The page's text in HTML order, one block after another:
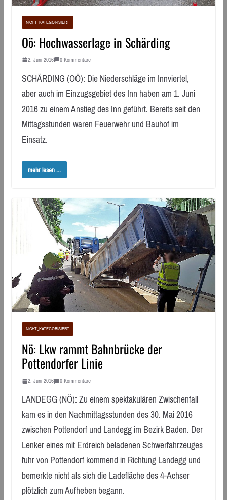
NICHT_KATEGORISIERT
Oö: Hochwasserlage in Schärding
2. Juni 2016 0 Kommentare
SCHÄRDING (OÖ): Die Niederschläge im Innviertel,
aber auch im Einzugsgebiet des Inn haben am 1. Juni
2016 zu einem Anstieg des Inn geführt. Bereits seit den
Mittagsstunden waren Feuerwehr und Bauhof im
Einsatz.
mehr lesen ...
NICHT_KATEGORISIERT
Nö: Lkw rammt Bahnbrücke der
Pottendorfer Linie
2. Juni 2016 0 Kommentare
LANDEGG (NÖ): Zu einem spektakulären Zwischenfall
kam es in den Nachmittagsstunden des 30. Mai 2016
zwischen Pottendorf und Landegg im Bezirk Baden. Der
Lenker eines mit Erdreich beladenen Schwerfahrzeuges
fuhr von Pottendorf kommend in Richtung Landegg und
bemerkte nicht als sich die Ladefläche des 4-Achser
plötzlich zum Aufheben begann.